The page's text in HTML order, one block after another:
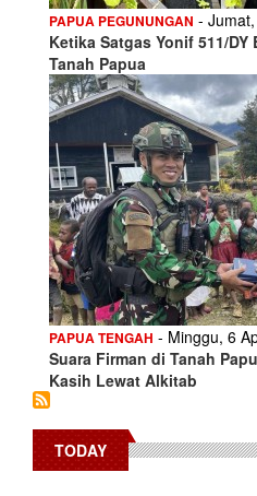
PAPUA PEGUNUNGAN -
Ketika Satgas Yonif 511/
Tanah Papua
PAPUA TENGAH - Minggu, 6
Suara Firman di Tanah
Kasih Lewat Alkitab
TODAY